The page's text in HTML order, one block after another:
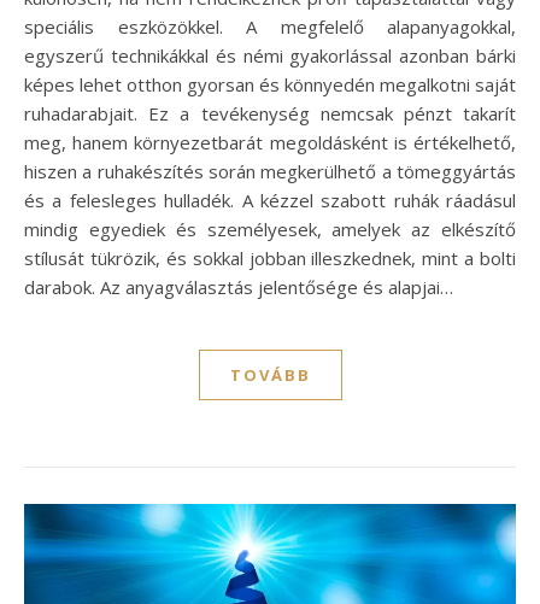
speciális eszközökkel. A megfelelő alapanyagokkal,
egyszerű technikákkal és némi gyakorlással azonban bárki
képes lehet otthon gyorsan és könnyedén megalkotni saját
ruhadarabjait. Ez a tevékenység nemcsak pénzt takarít
meg, hanem környezetbarát megoldásként is értékelhető,
hiszen a ruhakészítés során megkerülhető a tömeggyártás
és a felesleges hulladék. A kézzel szabott ruhák ráadásul
mindig egyediek és személyesek, amelyek az elkészítő
stílusát tükrözik, és sokkal jobban illeszkednek, mint a bolti
darabok. Az anyagválasztás jelentősége és alapjai…
TOVÁBB